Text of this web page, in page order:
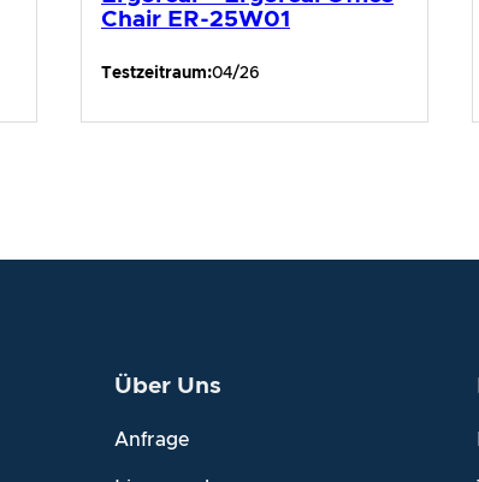
Chair ER-25W01
Testzeitraum:04/26
Über Uns
Anfrage